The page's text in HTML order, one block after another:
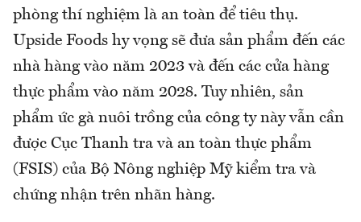
phòng thí nghiệm là an toàn để tiêu thụ.
Upside Foods hy vọng sẽ đưa sản phẩm đến các
nhà hàng vào năm 2023 và đến các cửa hàng
thực phẩm vào năm 2028. Tuy nhiên, sản
phẩm ức gà nuôi trồng của công ty này vẫn cần
được Cục Thanh tra và an toàn thực phẩm
(FSIS) của Bộ Nông nghiệp Mỹ kiểm tra và
chứng nhận trên nhãn hàng.